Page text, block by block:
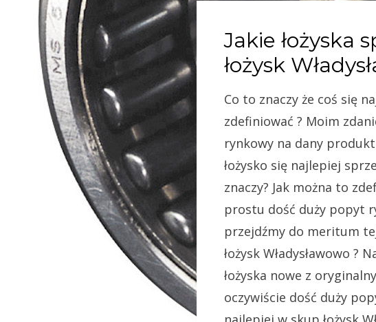
Jakie łożyska
łożysk
Co to znaczy że coś się
zdefiniować ? Moim
rynkowy na dany
łożysko się najlepiej
znaczy? Jak można to
prostu dość duży popyt
przejdźmy do meritum
łożysk Władysławowo ?
łożyska nowe z
oczywiście dość duży